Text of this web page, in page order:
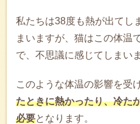
私たちは38度も熱が出てし
まいますが、猫はこの体温
で、不思議に感じてしまい
このような体温の影響を受
たときに熱かったり、冷た
必要となります。